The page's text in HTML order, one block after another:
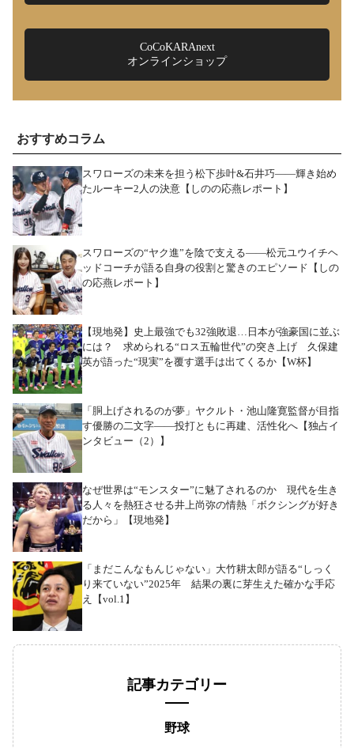
CoCoKARAnext
オンラインショップ
おすすめコラム
スワローズの未来を担う松下歩叶&石井巧――輝き始め
たルーキー2人の決意【しのの応燕レポート】
スワローズの“ヤク進”を陰で支える――松元ユウイチヘ
ッドコーチが語る自身の役割と驚きのエピソード【しの
の応燕レポート】
【現地発】史上最強でも32強敗退…日本が強豪国に並ぶ
には？ 求められる“ロス五輪世代”の突き上げ 久保建
英が語った“現実”を覆す選手は出てくるか【W杯】
「胴上げされるのが夢」ヤクルト・池山隆寛監督が目指
す優勝の二文字――投打ともに再建、活性化へ【独占イ
ンタビュー（2）】
なぜ世界は“モンスター”に魅了されるのか 現代を生き
る人々を熱狂させる井上尚弥の情熱「ボクシングが好き
だから」【現地発】
「まだこんなもんじゃない」大竹耕太郎が語る“しっく
り来ていない”2025年 結果の裏に芽生えた確かな手応
え【vol.1】
記事カテゴリー
野球